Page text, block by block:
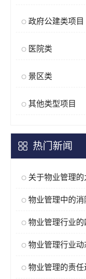
政府公建类项目
医院类
景区类
其他类型项目
热门新闻
物业管理的责任